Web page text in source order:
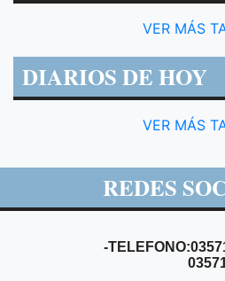
VER MÁS
DIARIOS DE HOY
VER MÁS
REDES
-
03571 -